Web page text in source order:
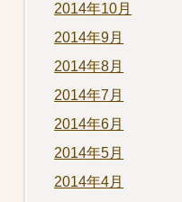
2014年10月
2014年9月
2014年8月
2014年7月
2014年6月
2014年5月
2014年4月